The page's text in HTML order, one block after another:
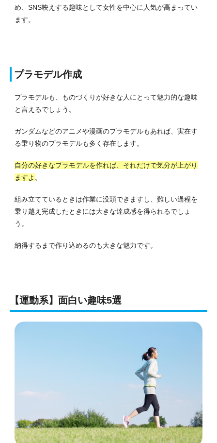
め、SNS映えする趣味として女性を中心に人気が高まってい
ます。
プラモデル作成
プラモデルも、ものづくりが好きな人にとって魅力的な趣味
と言えるでしょう。
ガンダムなどのアニメや漫画のプラモデルもあれば、実在す
る乗り物のプラモデルも多く存在します。
自分の好きなプラモデルを作れば、それだけで気分が上がり
ますよ 。
組み立てているときは作業に没頭できますし、難しい過程を
乗り越え完成したときには大きな達成感を得られるでしょ
う。
納得するまで作り込めるのも大きな魅力です。
【運動系】面白い趣味5選